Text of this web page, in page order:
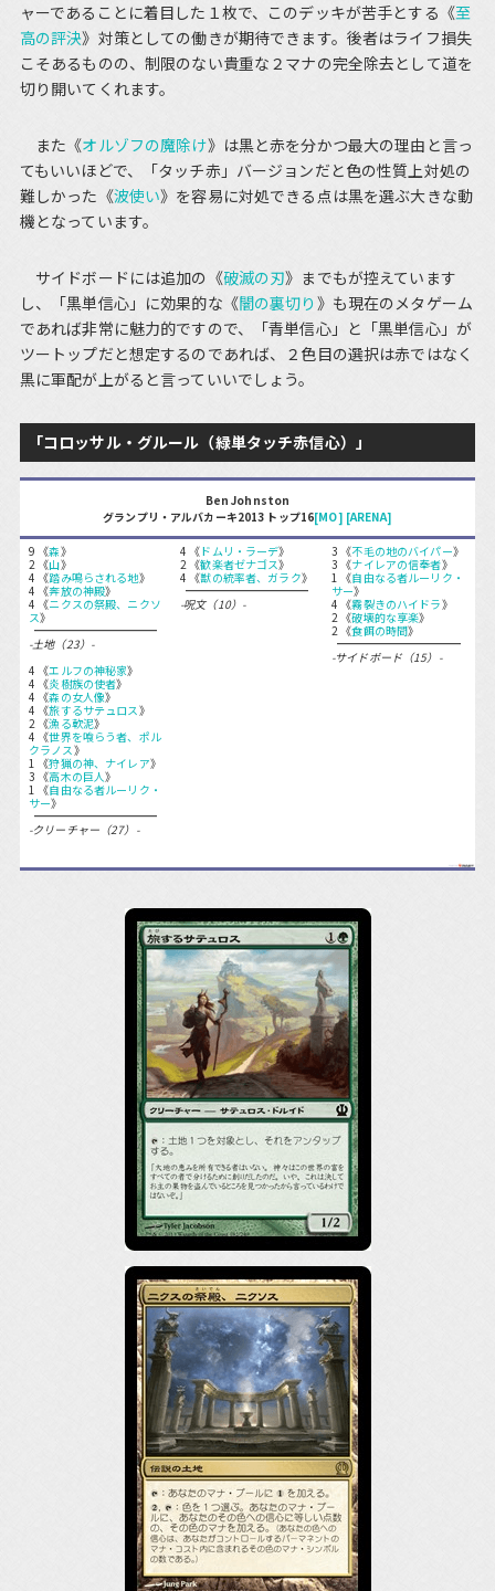
ャーであることに着目した１枚で、このデッキが苦手とする《至
高の評決》対策としての働きが期待できます。後者はライフ損失
こそあるものの、制限のない貴重な２マナの完全除去として道を
切り開いてくれます。
また《オルゾフの魔除け》は黒と赤を分かつ最大の理由と言っ
てもいいほどで、「タッチ赤」バージョンだと色の性質上対処の
難しかった《波使い》を容易に対処できる点は黒を選ぶ大きな動
機となっています。
サイドボードには追加の《破滅の刃》までもが控えています
し、「黒単信心」に効果的な《闇の裏切り 》も現在のメタゲーム
であれば非常に魅力的ですので、「青単信心」と「黒単信心」が
ツートップだと想定するのであれば、２色目の選択は赤ではなく
黒に軍配が上がると言っていいでしょう。
「コロッサル・グルール（緑単タッチ赤信心）」
Ben Johnston
グランプリ・アルバカーキ2013 トップ16[MO] [ARENA]
9 《森》
2 《山》
4 《踏み鳴らされる地》
4 《奔放の神殿》
4 《ニクスの祭殿、ニクソ
ス》
-土地（23）-
4 《エルフの神秘家》
4 《炎樹族の使者》
4 《森の女人像》
4 《旅するサテュロス》
2 《漁る軟泥》
4 《世界を喰らう者、ポル
クラノス》
1 《狩猟の神、ナイレア》
3 《高木の巨人》
1 《自由なる者ルーリク・
サー》
-クリーチャー（27）-
4 《ドムリ・ラーデ》
2 《歓楽者ゼナゴス》
4 《獣の統率者、ガラク》
-呪文（10）-
3 《不毛の地のバイパー》
3 《ナイレアの信奉者》
1 《自由なる者ルーリク・
サー》
4 《霧裂きのハイドラ》
2 《破壊的な享楽》
2 《食餌の時間》
-サイドボード（15）-